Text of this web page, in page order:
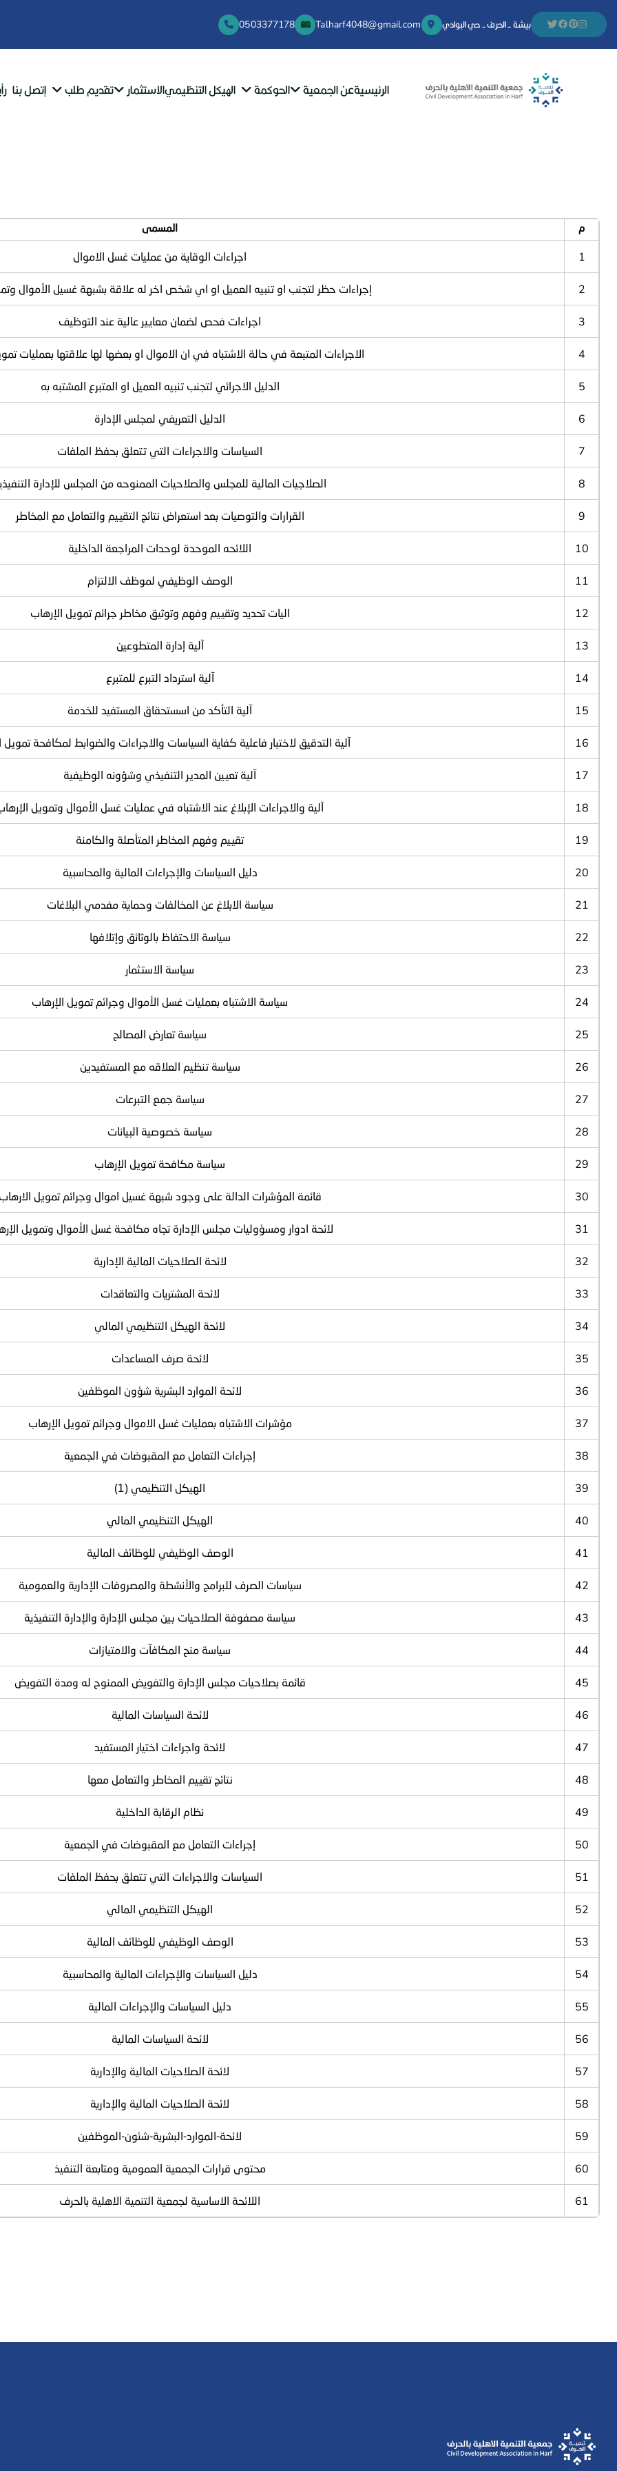
0503377178 Talharf4048@gmail.com بيشة - الحرف - حي البوادي
الرئيسيةعن الجمعية الحوكمة الهيكل التنظيميالاستثمار تقديم طلب إتصل بنا
م المسمى
1 اجراءات الوقاية من عمليات غسل الاموال
2 إجراءات حظر لتجنب او تنبيه العميل او اي شخص اخر له علاقة بشبهة غسيل الأموال
3 اجراءات فحص لضمان معايير عالية عند التوظيف
4 الاجراءات المتبعة في حالة الاشتباه في ان الاموال او بعضها لها علاقتها بعمليات
5 الدليل الاجرائي لتجنب تنبيه العميل او المتبرع المشتبه به
6 الدليل التعريفي لمجلس الإدارة
7 السياسات والاجراءات التي تتعلق بحفظ الملفات
8 الصلاجيات المالية للمجلس والصلاحيات الممنوحه من المجلس للإدارة
9 القرارات والتوصيات بعد استعراض نتائج التقييم والتعامل مع المخاطر
10 اللائحه الموحدة لوحدات المراجعة الداخلية
11 الوصف الوظيفي لموظف الالتزام
12 اليات تحديد وتقييم وفهم وتوثيق مخاطر جرائم تمويل الإرهاب
13 آلية إدارة المتطوعين
14 آلية استرداد التبرع للمتبرع
15 آلية التأكد من اسستحقاق المستفيد للخدمة
16 آلية التدقيق لاختبار فاعلية كفاية السياسات والاجراءات والضوابط لمكافحة تمويل
17 آلية تعيين المدير التنفيذي وشؤونه الوظيفية
18 آلية والاجراءات الإبلاغ عند الاشتباه في عمليات غسل الأموال وتمويل
19 تقييم وفهم المخاطر المتأصلة والكامنة
20 دليل السياسات والإجراءات المالية والمحاسبية
21 سياسة الابلاغ عن المخالفات وحماية مفدمي البلاغات
22 سياسة الاحتفاظ بالوثائق وإتلافها
23 سياسة الاستثمار
24 سياسة الاشتباه بعمليات غسل الأموال وجرائم تمويل الإرهاب
25 سياسة تعارض المصالح
26 سياسة تنظيم العلاقه مع المستفيدين
27 سياسة جمع التبرعات
28 سياسة خصوصية البيانات
29 سياسة مكافحة تمويل الإرهاب
30 قائمة المؤشرات الدالة على وجود شبهة غسيل اموال وجرائم تمويل
31 لائحة ادوار ومسؤوليات مجلس الإدارة تجاه مكافحة غسل الأموال وتمويل
32 لائحة الصلاحيات المالية الإدارية
33 لائحة المشتريات والتعاقدات
34 لائحة الهيكل التنظيمي المالي
35 لائحة صرف المساعدات
36 لائحة الموارد البشرية شؤون الموظفين
37 مؤشرات الاشتباه بعمليات غسل الاموال وجرائم تمويل الإرهاب
38 إجراءات التعامل مع المقبوضات في الجمعية
39 الهيكل التنظيمي (1)
40 الهيكل التنظيمي المالي
41 الوصف الوظيفي للوظائف المالية
42 سياسات الصرف للبرامج والأنشطة والمصروفات الإدارية والعمومية
43 سياسة مصفوفة الصلاحيات بين مجلس الإدارة والإدارة التنفيذية
44 سياسة منح المكافآت والامتيازات
45 قائمة بصلاحيات مجلس الإدارة والتفويض الممنوح له ومدة التفويض
46 لائحة السياسات المالية
47 لائحة واجراءات اختيار المستفيد
48 نتائج تقييم المخاطر والتعامل معها
49 نظام الرقابة الداخلية
50 إجراءات التعامل مع المقبوضات في الجمعية
51 السياسات والاجراءات التي تتعلق بحفظ الملفات
52 الهيكل التنظيمي المالي
53 الوصف الوظيفي للوظائف المالية
54 دليل السياسات والإجراءات المالية والمحاسبية
55 دليل السياسات والإجراءات المالية
56 لائحة السياسات المالية
57 لائحة الصلاحيات المالية والإدارية
58 لائحة الصلاحيات المالية والإدارية
59 لائحة-الموارد-البشرية-شئون-الموظفين
60 محتوى قرارات الجمعية العمومية ومتابعة التنفيذ
61 اللائحة الاساسية لجمعية التنمية الاهلية بالحرف